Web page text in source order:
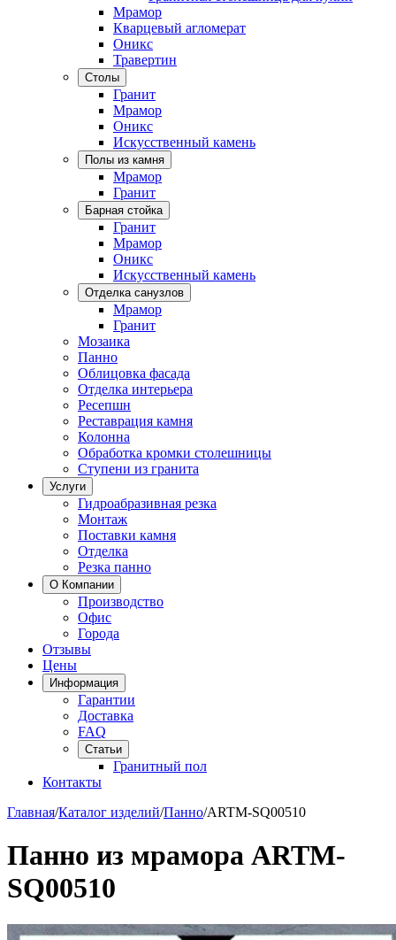
Мрамор
Кварцевый агломерат
Оникс
Травертин
Столы
Гранит
Мрамор
Оникс
Искусственный камень
Полы из камня
Мрамор
Гранит
Барная стойка
Гранит
Мрамор
Оникс
Искусственный камень
Отделка санузлов
Мрамор
Гранит
Мозаика
Панно
Облицовка фасада
Отделка интерьера
Ресепшн
Реставрация камня
Колонна
Обработка кромки столешницы
Ступени из гранита
Услуги
Гидроабразивная резка
Монтаж
Поставки камня
Отделка
Резка панно
О Компании
Производство
Офис
Города
Отзывы
Цены
Информация
Гарантии
Доставка
FAQ
Статьи
Гранитный пол
Контакты
Главная/Каталог изделий/Панно/ARTM-SQ00510
Панно из мрамора ARTM-
SQ00510